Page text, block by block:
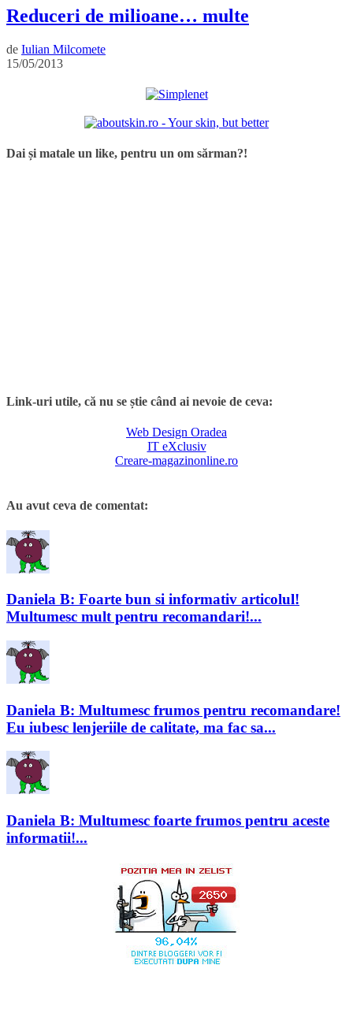
Reduceri de milioane… multe
de Iulian Milcomete
15/05/2013
Dai și matale un like, pentru un om sărman?!
Link-uri utile, că nu se știe când ai nevoie de ceva:
Web Design Oradea
IT eXclusiv
Creare-magazinonline.ro
Au avut ceva de comentat:
Daniela B: Foarte bun si informativ articolul!
Multumesc mult pentru recomandari!...
Daniela B: Multumesc frumos pentru recomandare!
Eu iubesc lenjeriile de calitate, ma fac sa...
Daniela B: Multumesc foarte frumos pentru aceste
informatii!...